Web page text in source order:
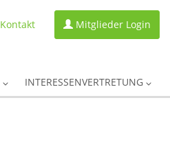
Kontakt Mitglieder Login
INTERESSENVERTRETUNG